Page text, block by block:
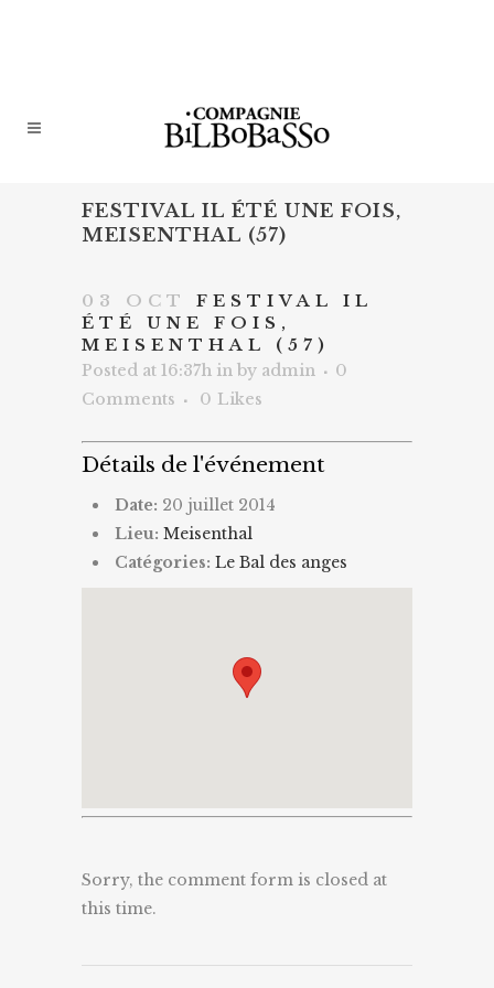
FESTIVAL IL ÉTÉ UNE FOIS,
MEISENTHAL (57)
03 OCT
FESTIVAL IL
ÉTÉ UNE FOIS,
MEISENTHAL (57)
Posted at 16:37h in by admin
0
Comments
0 Likes
Détails de l'événement
Date: 20 juillet 2014
Lieu: Meisenthal
Catégories: Le Bal des anges
Sorry, the comment form is closed at
this time.